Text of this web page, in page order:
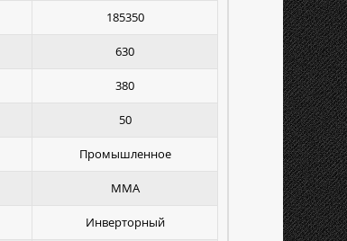
185350
630
380
50
Промышленное
MMA
Инверторный